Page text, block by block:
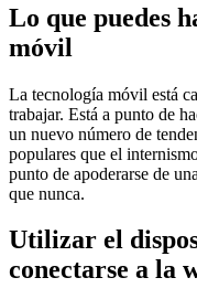
Lo que puedes
móvil
La tecnología móvil está
trabajar. Está a punto de
un nuevo número de
populares que el
punto de apoderarse de
que nunca.
Utilizar el
conectarse a la